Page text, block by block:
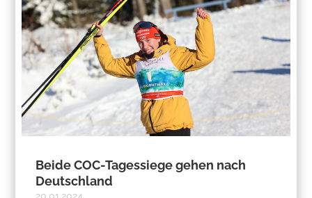
Beide COC-Tagessiege gehen nach
Deutschland